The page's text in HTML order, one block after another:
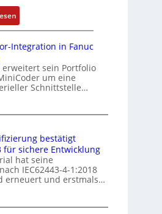
e
e
e
r
y
i
P
o
s
i
i
o
e
s
s
u
n
:
D
h
g
e
e
k
o
m
b
n
Integration in Fanuc
erweitert sein Portfolio
um eine
Schnittstelle…
bestätigt
für sichere Entwicklung
hat seine
IEC62443-4-1:2018
erneuert und erstmals…